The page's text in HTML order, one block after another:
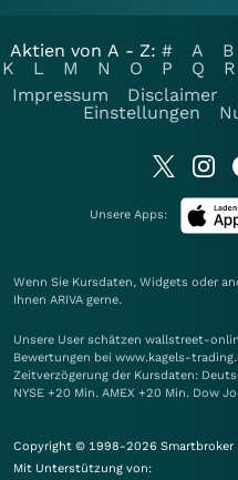
Aktien von A - Z: # A B
K
L M N O P Q R
Impressum
Disclaimer
Einstellungen
Unsere Apps:
Wenn Sie Kursdaten, Widgets oder
Ihnen ARIVA gerne.
Unsere User schätzen wallstreet-
Bewertungen bei www.kagels-
Zeitverzögerung der Kursdaten:
NYSE +20 Min. AMEX +20 Min. Dow
Copyright © 1998-2026 Smartbroker
Mit Unterstützung von: